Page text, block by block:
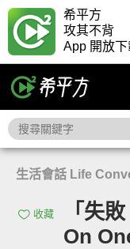
希平方
攻其不背
App 開放下
生活會話 Life
收藏
「失
On